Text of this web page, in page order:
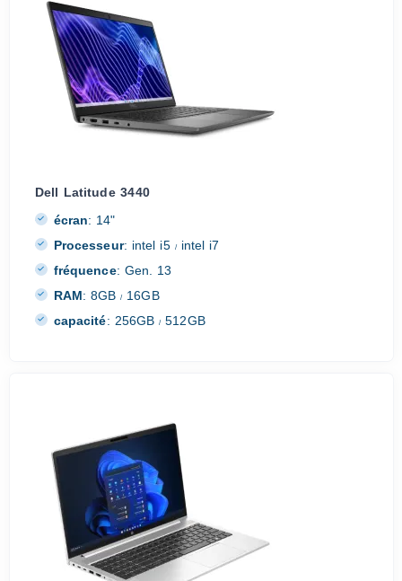
Dell Latitude 3440
écran: 14"
Processeur: intel i5 /intel i7
fréquence: Gen. 13
RAM: 8GB/ 16GB
capacité: 256GB/ 512GB